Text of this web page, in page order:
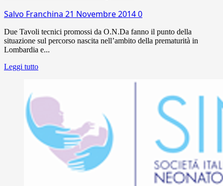
Salvo Franchina 21 Novembre 20140
Due Tavoli tecnici promossi da O.N.Da fanno il punto della
situazione sul percorso nascita nell’ambito della prematurità in
Lombardia e...
Leggi tutto